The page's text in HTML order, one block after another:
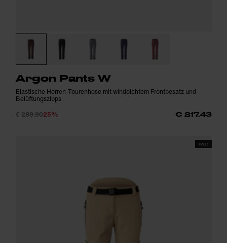
Argon Pants W
Elastische Herren-Tourenhose mit winddichtem Frontbesatz und
Belüftungszipps
€ 289.9025% € 217.43
FW25